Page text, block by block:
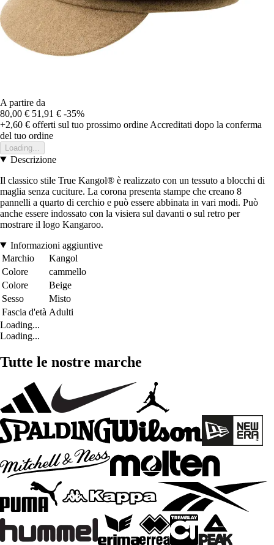
A partire da
80,00 € 51,91 € -35%
+2,60 € offerti sul tuo prossimo ordine Accreditati dopo la conferma
del tuo ordine
Loading...
Descrizione
Il classico stile True Kangol® è realizzato con un tessuto a blocchi di
maglia senza cuciture. La corona presenta stampe che creano 8
pannelli a quarto di cerchio e può essere abbinata in vari modi. Può
anche essere indossato con la visiera sul davanti o sul retro per
mostrare il logo Kangaroo.
Informazioni aggiuntive
Marchio
Kangol
Colore
cammello
Colore
Beige
Sesso
Misto
Fascia d'età Adulti
Loading...
Loading...
Tutte le nostre marche